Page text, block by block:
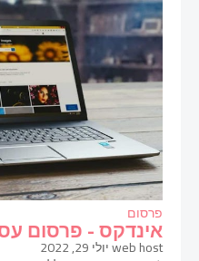
פרסום
אינדקס - פרסום
web hostיולי 29, 2022